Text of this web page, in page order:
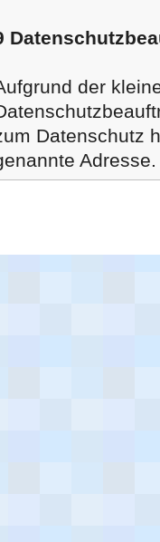
der
Datenschutz
Adresse.